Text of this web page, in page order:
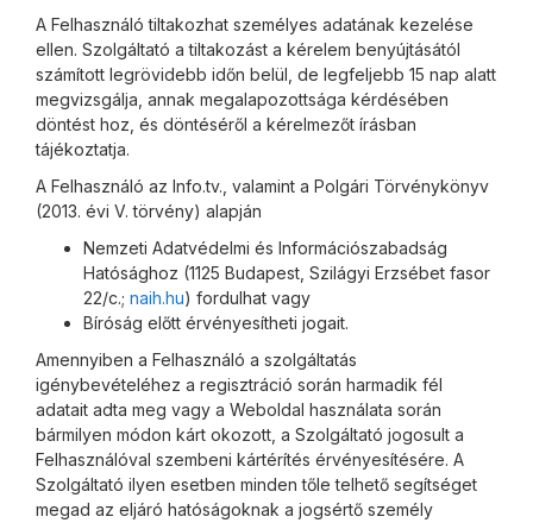
A Felhasználó tiltakozhat személyes adatának kezelése
ellen. Szolgáltató a tiltakozást a kérelem benyújtásától
számított legrövidebb időn belül, de legfeljebb 15 nap alatt
megvizsgálja, annak megalapozottsága kérdésében
döntést hoz, és döntéséről a kérelmezőt írásban
tájékoztatja.
A Felhasználó az Info.tv., valamint a Polgári Törvénykönyv
(2013. évi V. törvény) alapján
Nemzeti Adatvédelmi és Információszabadság
Hatósághoz (1125 Budapest, Szilágyi Erzsébet fasor
22/c.; naih.hu) fordulhat vagy
Bíróság előtt érvényesítheti jogait.
Amennyiben a Felhasználó a szolgáltatás
igénybevételéhez a regisztráció során harmadik fél
adatait adta meg vagy a Weboldal használata során
bármilyen módon kárt okozott, a Szolgáltató jogosult a
Felhasználóval szembeni kártérítés érvényesítésére. A
Szolgáltató ilyen esetben minden tőle telhető segítséget
megad az eljáró hatóságoknak a jogsértő személy